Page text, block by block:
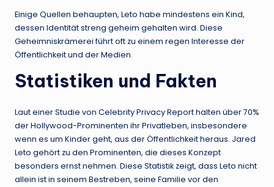
Einige Quellen behaupten, Leto habe mindestens ein Kind,
dessen Identität streng geheim gehalten wird. Diese
Geheimniskrämerei führt oft zu einem regen Interesse der
Öffentlichkeit und der Medien.
Statistiken und Fakten
Laut einer Studie von Celebrity Privacy Report halten über 70%
der Hollywood-Prominenten ihr Privatleben, insbesondere
wenn es um Kinder geht, aus der Öffentlichkeit heraus. Jared
Leto gehört zu den Prominenten, die dieses Konzept
besonders ernst nehmen. Diese Statistik zeigt, dass Leto nicht
allein ist in seinem Bestreben, seine Familie vor den